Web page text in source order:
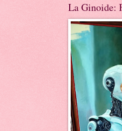
La Ginoide: